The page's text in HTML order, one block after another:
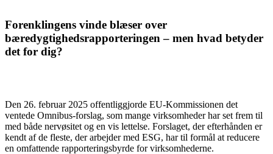
Forenklingens vinde blæser over
bæredygtighedsrapporteringen ‒ men hvad betyder
det for dig?
Den 26. februar 2025 offentliggjorde EU-Kommissionen det
ventede Omnibus-forslag, som mange virksomheder har set frem til
med både nervøsitet og en vis lettelse. Forslaget, der efterhånden er
kendt af de fleste, der arbejder med ESG, har til formål at reducere
en omfattende rapporteringsbyrde for virksomhederne.